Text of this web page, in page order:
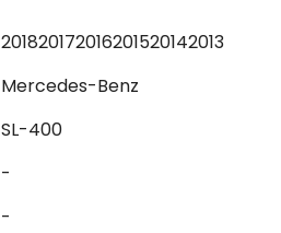
201820172016201520142013
Mercedes-Benz
SL-400
-
-